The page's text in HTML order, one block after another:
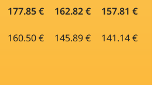
177.85 € 162.82 € 157.81 €
160.50 € 145.89 € 141.14 €